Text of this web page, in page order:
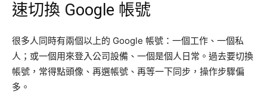
速切換 Google 帳號
很多人同時有兩個以上的 Google 帳號：一個工作、一個私
人；或一個用來登入公司設備、一個是個人日常。過去要切換
帳號，常得點頭像、再選帳號、再等一下同步，操作步驟偏
多。